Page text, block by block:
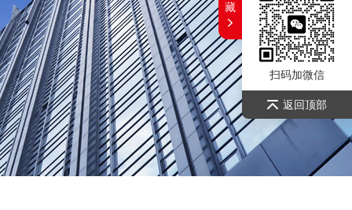
扫码加微信
返回顶部
藏